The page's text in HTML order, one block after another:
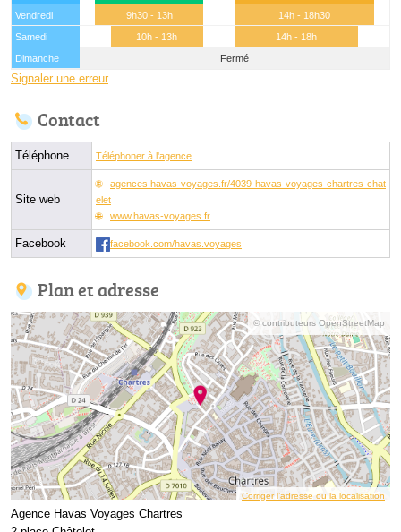
Vendredi
9h30 - 13h
14h - 18h30
Samedi
10h - 13h
14h - 18h
Dimanche
Fermé
Signaler une erreur
Contact
Téléphone Téléphoner à l'agence
Site web
agences.havas-voyages.fr/4039-havas-voyages-chartres-chat
elet
www.havas-voyages.fr
Facebook facebook.com/havas.voyages
Plan et adresse
© contributeurs OpenStreetMap
Corriger l’adresse ou la localisation
Agence Havas Voyages Chartres